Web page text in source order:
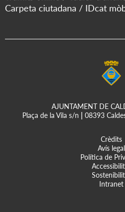
Carpeta ciutadana
IDcat
AJUNTAMENT DE
Plaça de la Vila s/n
08393
Crèdits
Avís legal
Política de
Intranet